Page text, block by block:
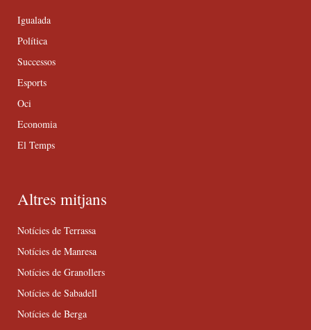
Igualada
Política
Successos
Esports
Oci
Economia
El Temps
Altres mitjans
Notícies de Terrassa
Notícies de Manresa
Notícies de Granollers
Notícies de Sabadell
Notícies de Berga